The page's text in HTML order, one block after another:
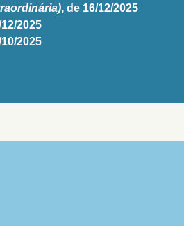
, de 16/12/2025
2025
2025